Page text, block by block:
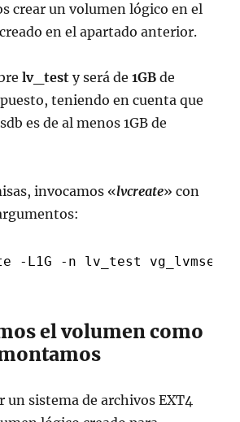
crear un volumen lógico en el
en el apartado anterior.
lv_test y será de1GB de
teniendo en cuenta que
es de al menos 1GB de
invocamos «lvcreate» con
-L1G -n lv_test
el volumen como
un sistema de archivos EXT4